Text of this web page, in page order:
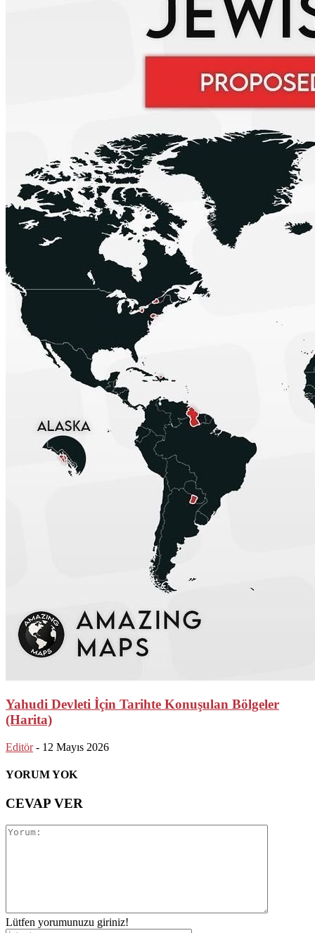
Yahudi Devleti İçin Tarihte Konuşulan Bölgeler
(Harita)
Editör - 12 Mayıs 2026
YORUM YOK
CEVAP VER
Lütfen yorumunuzu giriniz!